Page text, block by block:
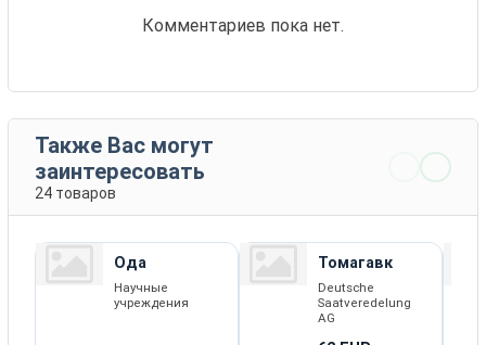
Комментариев пока нет.
Также Вас могут
заинтересовать
24 товаров
Ода
Научные
учреждения
Томагавк
Deutsche
Saatveredelung
AG